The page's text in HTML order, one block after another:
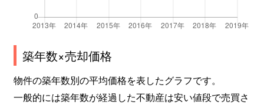
築年数×売却価格
物件の築年数別の平均価格を表したグラフです。
一般的には築年数が経過した不動産は安い値段で売買さ